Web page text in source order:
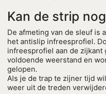
Kan de strip
De afmeting van de sleuf is
het antislip infreesprofiel.
infreesprofiel aan de
voldoende weerstand en
gelopen.
Als je de trap te zijner tijd
weer uit de treden